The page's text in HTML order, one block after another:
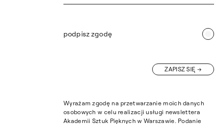
podpisz zgodę
ZAPISZ SIĘ
Wyrażam zgodę na przetwarzanie moich danych
osobowych w celu realizacji usługi newslettera
Akademii Sztuk Pięknych w Warszawie. Podanie